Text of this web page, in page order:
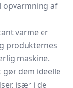
opvarmning af
varme er
produkternes
maskine.
dem ideelle
især i de